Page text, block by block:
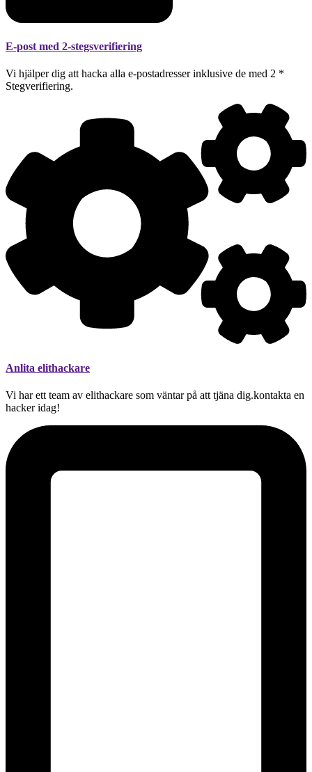
E-post med 2-stegsverifiering
Vi hjälper dig att hacka alla e-postadresser inklusive de med 2 *
Stegverifiering.
Anlita elithackare
Vi har ett team av elithackare som väntar på att tjäna dig.kontakta en
hacker idag!